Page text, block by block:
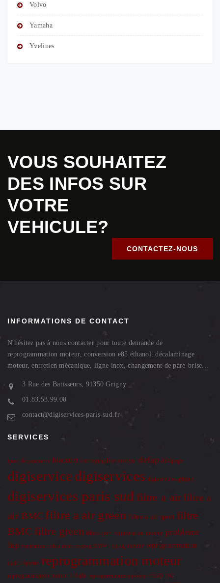
Volvo
Yamaha
Yvelines
VOUS SOUHAITEZ
DES INFOS SUR
VOTRE
VEHICULE?
CONTACTEZ-NOUS
INFORMATIONS DE CONTACT
N'hésitez pas à nous contacter pour toute demande de
reprogrammation moteur, conversion e85 éthanol, décalaminage
moteur, entretien mécanique, ligne inox, changement de pare-brise...
3 Rue des Batisseurs, 91350 Grigny
01.83.53.99.08
contact@digiservices-paris-sud.fr
SERVICES
banc de puissance blacktint cartographie moteur defap defapage
digiservice digiservices digiservices grigny
digiservices paris sud filtre a air filtre a
air BMC filtre a air green filtre a air sport filtre
BMC filtre green filtre sport optimisation moteur probleme
fap reparation calculateur reprog BMW reprog moteur reprogrammation
calculateur reprogrammation moteur
reprogrammation moteur 1.6 tdi reprogrammation moteur 325D 197